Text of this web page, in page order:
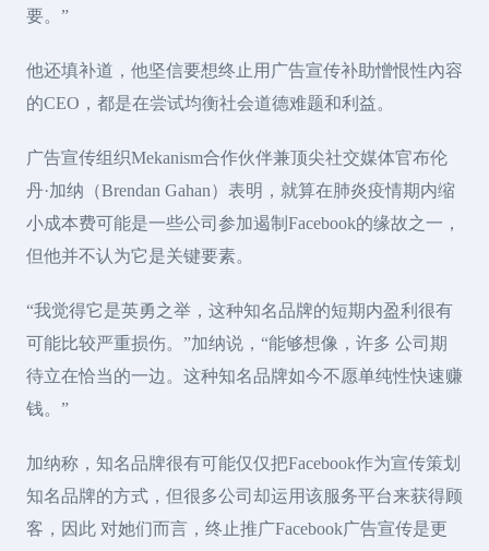
要。”
他还填补道，他坚信要想终止用广告宣传补助憎恨性內容
的CEO，都是在尝试均衡社会道德难题和利益。
广告宣传组织Mekanism合作伙伴兼顶尖社交媒体官布伦
丹·加纳（Brendan Gahan）表明，就算在肺炎疫情期内缩
小成本费可能是一些公司参加遏制Facebook的缘故之一，
但他并不认为它是关键要素。
“我觉得它是英勇之举，这种知名品牌的短期内盈利很有
可能比较严重损伤。”加纳说，“能够想像，许多 公司期
待立在恰当的一边。这种知名品牌如今不愿单纯性快速赚
钱。”
加纳称，知名品牌很有可能仅仅把Facebook作为宣传策划
知名品牌的方式，但很多公司却运用该服务平台来获得顾
客，因此 对她们而言，终止推广Facebook广告宣传是更